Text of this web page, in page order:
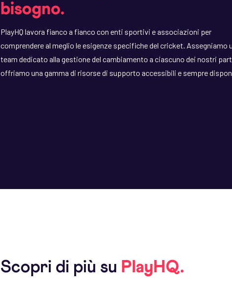
bisogno.
PlayHQ lavora fianco a fianco con enti sportivi e associazioni per
comprendere al meglio le esigenze specifiche del cricket. Assegniamo
team dedicato alla gestione del cambiamento a ciascuno dei nostri
offriamo una gamma di risorse di supporto accessibili e sempre
Scopri di più su PlayHQ.